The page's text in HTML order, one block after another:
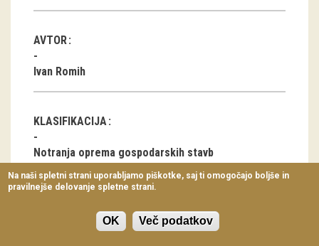
Arhiv razstav
dogodki
Prireditve
Predavanja
Delavnice
Vodeni ogledi
AVTOR
Ivan Romih
KLASIFIKACIJA
Notranja oprema gospodarskih stavb
Na naši spletni strani uporabljamo piškotke, saj ti omogočajo boljše in
pravilnejše delovanje spletne strani.
OK Več podatkov